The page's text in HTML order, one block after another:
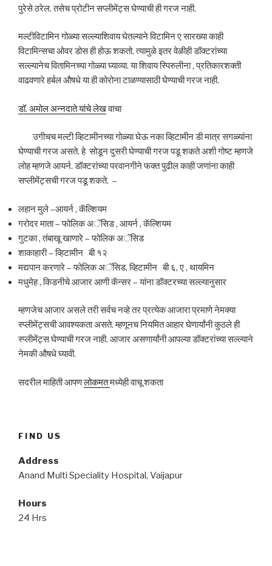
पुरेसे ठरेल. तसेच प्रोटीन सप्लीमेंट्स घेण्याची ही गरज नाही.
मल्टीविटामिन गोळ्या सल्ल्याशिवाय घेतल्याने विटामिन ए सारख्या काही
विटामिन्सचा ओवर डोस ही होऊ शकतो. त्यामुळे इतर वेळीही डॉक्टरांच्या
सल्ल्यानेच वितामिनच्या गोळ्या घ्याव्या. या शिवाय स्पिरुलीना , प्रतिकारशक्ती
वाढवणारे हर्बल औषधे या ही कोरोना टाळण्यासाठी घेण्याची गरज नाही.
डॉ. अमोल अन्नदाते यांचे लेखवाचा
उगीचच मल्टी व्हिटामीनच्या गोळ्या घेऊ नका व्हिटामीन डी मात्र सगळ्यांना
घेण्याची गरज असते. हे सोडून दुसरी घेण्याची गरज पडू शकते अशी गोष्ट म्हणजे
लोह म्हणजे आयर्न. डॉक्टरांच्या परवानगीने फक्त पुढील काही जणांना काही
सप्लीमेंट्सची गरज पडू शकते. –
लहान मुले –आयर्न , कॅल्शियम
गरोदर माता – फोलिक अॅसिड , आयर्न , कॅल्शियम
गुटका , तंबाखू खाणारे – फोलिक अॅसिड
शाकाहारी – व्हिटामीन बी १२
मद्यपान करणारे – फोलिक अॅसिड, व्हिटामीन बी ६, ए , थायमिन
मधुमेह , किडनीचे आजार आणी कॅन्सर – यांना डॉक्टरच्या सल्ल्यानुसार
म्हणजेच आजार असले तरी सर्वच नव्हे तर प्रत्येक आजारा प्रमाणे नेमक्या
स्प्लीमेंट्सची आवश्यकता असते. म्हणूनच नियमित आहार घेणार्यांनी कुठले ही
स्प्लीमेंट्स घेण्याची गरज नाही. आजार असणार्यांनी आपल्या डॉक्टरांच्या सल्ल्याने
नेमकी औषधे घ्यावी.
सदरील माहिती आपणलोकमतमध्येही वाचू शकता
FIND US
Address
Anand Multi Speciality Hospital, Vaijapur
Hours
24 Hrs